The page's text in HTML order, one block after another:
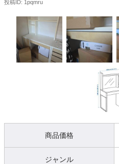
投稿ID: 1pqmru
商品価格
ジャンル